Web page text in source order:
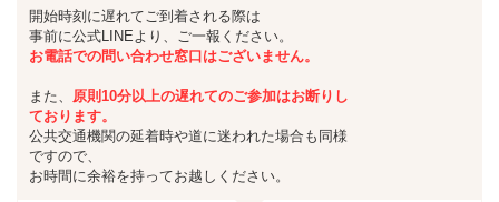
開始時刻に遅れてご到着される際は
事前に公式LINEより、ご一報ください。
お電話での問い合わせ窓口はございません。
また、 原則10分以上の遅れてのご参加はお断りし
ております。
公共交通機関の延着時や道に迷われた場合も同様
ですので、
お時間に余裕を持ってお越しください。